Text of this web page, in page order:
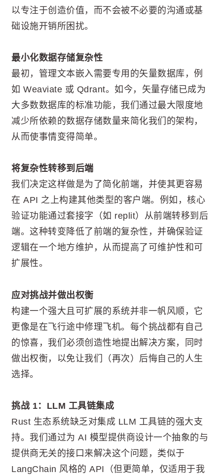
以专注于创造价值，而不会被不必要的沟通或基
础设施开销所困扰。
最小化数据存储复杂性
最初，管理文本嵌入需要专用的矢量数据库，例
如 Weaviate 或 Qdrant。如今，矢量存储已成为
大多数数据库的标准功能，我们通过最大限度地
减少所依赖的数据存储数量来简化我们的架构，
从而使事情变得简单。
将复杂性转移到后端
我们决定这样做是为了简化前端，并使其更容易
在 API 之上构建其他类型的客户端。例如，核心
验证功能通过套接字（如 replit）从前端转移到后
端。这种转变降低了前端的复杂性，并确保验证
逻辑在一个地方维护，从而提高了可维护性和可
扩展性。
应对挑战并做出权衡
构建一个强大且可扩展的系统并非一帆风顺，它
更像是在飞行途中修理飞机。每个挑战都有自己
的惊喜，我们必须创造性地提出解决方案，同时
做出权衡，以免让我们（再次）后悔自己的人生
选择。
挑战 1：LLM 工具链集成
Rust 生态系统缺乏对集成 LLM 工具链的强大支
持。我们通过为 AI 模型提供商设计一个抽象的与
提供商无关的接口来解决这个问题，类似于
LangChain 风格的 API（但更简单，仅适用于我